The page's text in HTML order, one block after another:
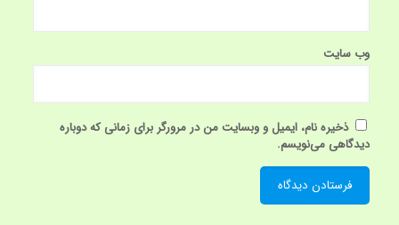
وب‌ سایت
ذخیره نام، ایمیل و وبسایت من در مرورگر برای زمانی که دوباره
دیدگاهی می‌نویسم.